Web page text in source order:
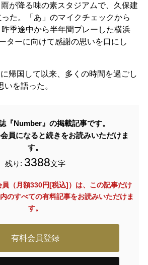
が降る味の素スタジアムで、久保建
た。「あ」のマイクチェックから
昨季途中から半年間プレーした横浜
ターに向けて感謝の思いを口にし
帰国して以来、多くの時間を過ごし
を語った。
『Number』の掲載記事です。
員になると続きをお読みいただけま
す。
残り: 3388文字
（月額330円[税込]）は、この記事だけ
のすべての有料記事をお読みいただけま
す。
有料会員登録